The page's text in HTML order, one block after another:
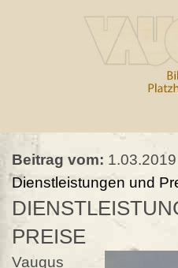
Beitrag vom: 1.03.2019
Dienstleistungen und
PREISE
Vaugus